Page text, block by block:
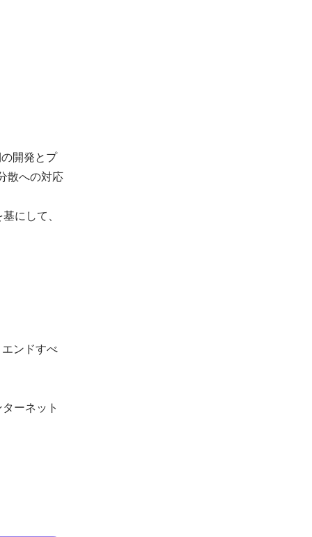
開発とプ
散への対応
にして、
ンドすべ
ーネット